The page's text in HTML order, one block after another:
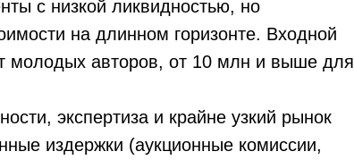
с низкой ликвидностью, но
на длинном горизонте. Входной
молодых авторов, от 10 млн и выше для
экспертиза и крайне узкий рынок
издержки (аукционные комиссии,